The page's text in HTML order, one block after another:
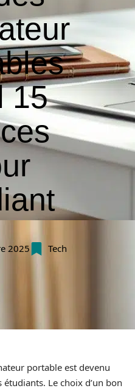
15
2025 Tech
portable est devenu
Le choix d’un bon